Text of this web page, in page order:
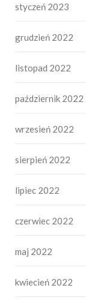
styczeń 2023
grudzień 2022
listopad 2022
październik 2022
wrzesień 2022
sierpień 2022
lipiec 2022
czerwiec 2022
maj 2022
kwiecień 2022